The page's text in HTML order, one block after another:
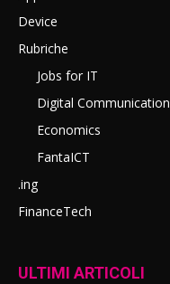
Device
Rubriche
Jobs for IT
Digital Communication
Economics
FantaICT
.ing
FinanceTech
ULTIMI ARTICOLI